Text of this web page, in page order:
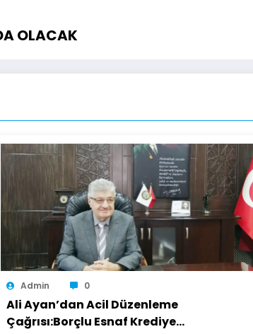
OLACAK
Admin 0
Ali Ayan’dan Acil Düzenleme
Çağrısı:Borçlu Esnaf Krediye